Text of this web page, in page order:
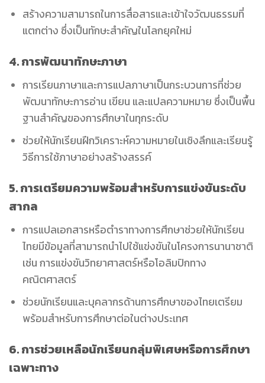
สร้างความสามารถในการสื่อสารและเข้าใจวัฒนธรรมที่
แตกต่าง ซึ่งเป็นทักษะสำคัญในโลกยุคใหม่
4. การพัฒนาทักษะภาษา
การเรียนภาษาและการแปลภาษาเป็นกระบวนการที่ช่วย
พัฒนาทักษะการอ่าน เขียน และแปลความหมาย ซึ่งเป็นพื้น
ฐานสำคัญของการศึกษาในทุกระดับ
ช่วยให้นักเรียนฝึกวิเคราะห์ความหมายในเชิงลึกและเรียนรู้
วิธีการใช้ภาษาอย่างสร้างสรรค์
5. การเตรียมความพร้อมสำหรับการแข่งขันระดับ
สากล
การแปลเอกสารหรือตำราทางการศึกษาช่วยให้นักเรียน
ไทยมีข้อมูลที่สามารถนำไปใช้แข่งขันในโครงการนานาชาติ
เช่น การแข่งขันวิทยาศาสตร์หรือโอลิมปิกทาง
คณิตศาสตร์
ช่วยนักเรียนและบุคลากรด้านการศึกษาของไทยเตรียม
พร้อมสำหรับการศึกษาต่อในต่างประเทศ
6. การช่วยเหลือนักเรียนกลุ่มพิเศษหรือการศึกษา
เฉพาะทาง